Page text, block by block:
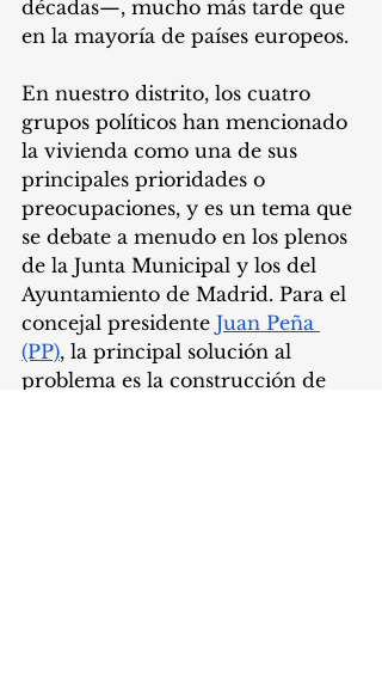
décadas—, mucho más tarde que
en la mayoría de países europeos.
En nuestro distrito, los cuatro
grupos políticos han mencionado
la vivienda como una de sus
principales prioridades o
preocupaciones, y es un tema que
se debate a menudo en los plenos
de la Junta Municipal y los del
Ayuntamiento de Madrid. Para el
concejal presidente Juan Peña
(PP), la principal solución al
problema es la construcción de